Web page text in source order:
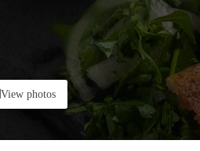
View photos